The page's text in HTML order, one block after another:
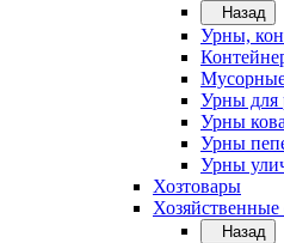
Назад
Урны,
Урны для
Урны
Урны
Урны
Хозтовары
Хозяйственные
Назад